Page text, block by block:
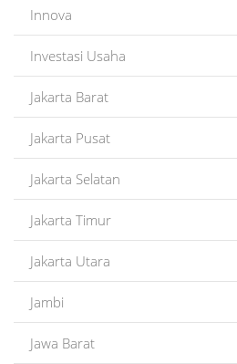
Innova
Investasi Usaha
Jakarta Barat
Jakarta Pusat
Jakarta Selatan
Jakarta Timur
Jakarta Utara
Jambi
Jawa Barat